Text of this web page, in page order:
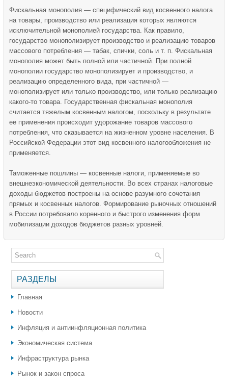
Фискальная монополия — специфический вид косвенного налога
на товары, производство или реализация которых являются
исключительной монополией государства. Как правило,
государство монополизирует производство и реализацию товаров
массового потребления — табак, спички, соль и т. п. Фискальная
монополия может быть полной или частичной. При полной
монополии государство монополизирует и производство, и
реализацию определенного вида, при частичной —
монополизирует или только производство, или только реализацию
какого-то товара. Государственная фискальная монополия
считается тяжелым косвенным налогом, поскольку в результате
ее применения происходит удорожание товаров массового
потребления, что сказывается на жизненном уровне населения. В
Российской Федерации этот вид косвенного налогообложения не
применяется.
Таможенные пошлины — косвенные налоги, применяемые во
внешнеэкономической деятельности. Во всех странах налоговые
доходы бюджетов построены на основе разумного сочетания
прямых и косвенных налогов. Формирование рыночных отношений
в России потребовало коренного и быстрого изменения форм
мобилизации доходов бюджетов разных уровней.
РАЗДЕЛЫ
Главная
Новости
Инфляция и антиинфляционная политика
Экономическая система
Инфраструктура рынка
Рынок и закон спроса